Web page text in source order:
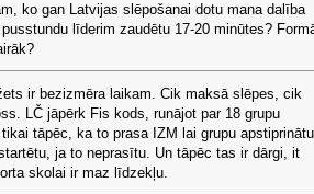
ko gan Latvijas slēpošanai dotu mana dalība
līderim zaudētu 17-20 minūtes?
ir bezizmēra laikam. Cik maksā slēpes, cik
LČ jāpērk Fis kods, runājot par 18 grupu
tāpēc, ka to prasa IZM lai grupu
ja to neprasītu. Un tāpēc tas ir dārgi, it
skolai ir maz līdzekļu.